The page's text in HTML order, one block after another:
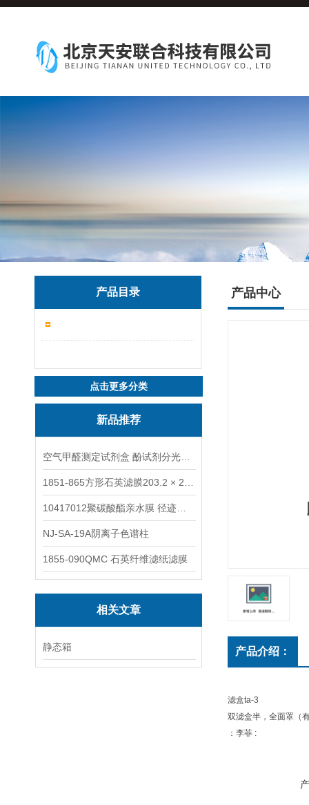
产品目录
点击更多分类
新品推荐
NJ-SA-19A阴离子色谱柱
1855-090QMC 石英纤维滤纸滤膜
相关文章
静态箱
产品中心
产品介绍：
滤盒ta-3
双滤盒半，全面罩（
：李菲 :